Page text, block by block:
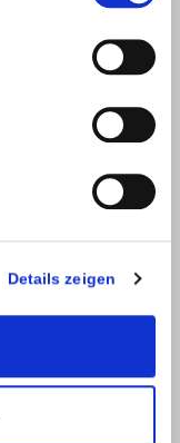
Details zeigen
Absenden